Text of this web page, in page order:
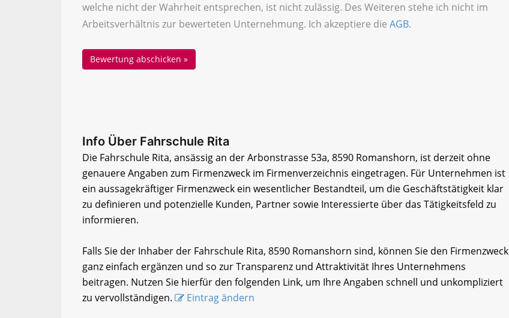
welche nicht der Wahrheit entsprechen, ist nicht zulässig. Des Weiteren stehe ich nicht im
Arbeitsverhältnis zur bewerteten Unternehmung. Ich akzeptiere die AGB.
Info Über Fahrschule Rita
Die Fahrschule Rita, ansässig an der Arbonstrasse 53a, 8590 Romanshorn, ist derzeit ohne
genauere Angaben zum Firmenzweck im Firmenverzeichnis eingetragen. Für Unternehmen ist
ein aussagekräftiger Firmenzweck ein wesentlicher Bestandteil, um die Geschäftstätigkeit klar
zu definieren und potenzielle Kunden, Partner sowie Interessierte über das Tätigkeitsfeld zu
informieren.
Falls Sie der Inhaber der Fahrschule Rita, 8590 Romanshorn sind, können Sie den Firmenzweck
ganz einfach ergänzen und so zur Transparenz und Attraktivität Ihres Unternehmens
beitragen. Nutzen Sie hierfür den folgenden Link, um Ihre Angaben schnell und unkompliziert
zu vervollständigen.
Eintrag ändern